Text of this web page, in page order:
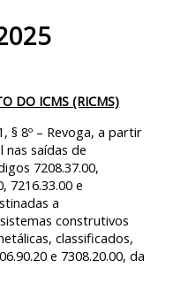
DO ICMS (RICMS)
§ 8º – Revoga, a partir
nas saídas de
7208.37.00,
7216.33.00 e
a
construtivos
classificados,
e 7308.20.00, da